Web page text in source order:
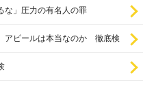
な」圧力の有名人の罪
アピールは本当なのか 徹底検